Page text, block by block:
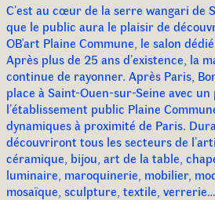
C’est au cœur de la serre wangari de
que le public aura le plaisir de
OB'art Plaine Commune, le salon
Après plus de 25 ans d’existence, la
continue de rayonner. Après Paris,
place à Saint-Ouen-sur-Seine avec
l’établissement public Plaine
dynamiques à proximité de Paris.
découvriront tous les secteurs de
céramique, bijou, art de la table,
luminaire, maroquinerie, mobilier,
mosaïque, sculpture, textile, verrerie…